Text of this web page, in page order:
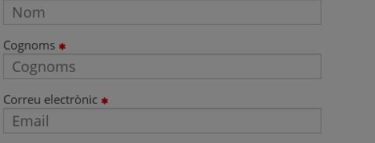
Cognoms
Correu electrònic